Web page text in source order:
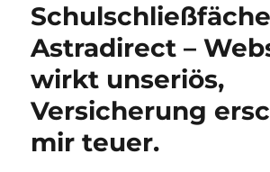
Astradirect –
wirkt unseriös,
Versicherung
mir teuer.